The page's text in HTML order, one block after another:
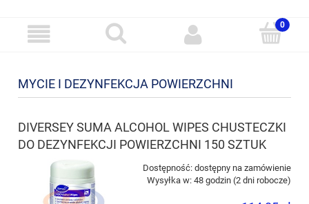
MYCIE I DEZYNFEKCJA POWIERZCHNI
DIVERSEY SUMA ALCOHOL WIPES CHUSTECZKI
DO DEZYNFEKCJI POWIERZCHNI 150 SZTUK
Dostępność: dostępny na zamówienie
Wysyłka w: 48 godzin (2 dni robocze)